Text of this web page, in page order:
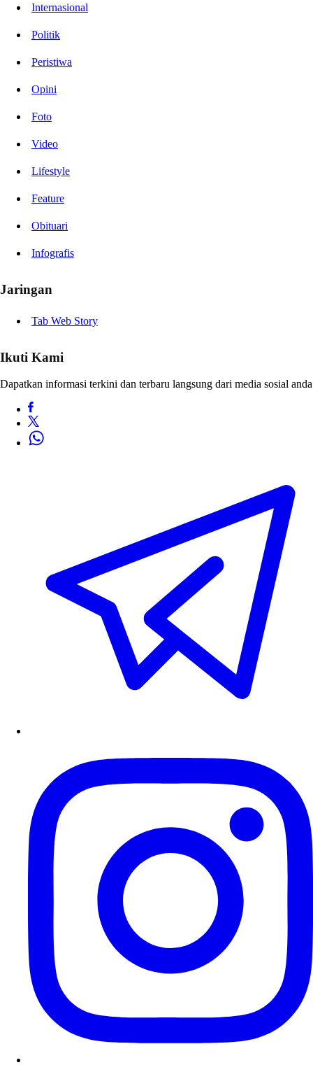
Internasional
Politik
Peristiwa
Opini
Foto
Video
Lifestyle
Feature
Obituari
Infografis
Jaringan
Tab Web Story
Ikuti Kami
Dapatkan informasi terkini dan terbaru langsung dari media sosial anda